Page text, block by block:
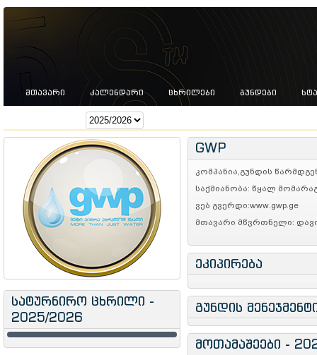
ᲛᲗᲐᲕᲐᲠᲘ ᲙᲐᲚᲔᲜᲓᲐᲠᲘ ᲪᲮᲠᲘᲚᲔᲑᲘ ᲒᲣᲜᲓᲔᲑᲘ
სატურნირო ცხრილი -
2025/2026
GWP
კომპანია,გუნდის
საქმიანობა: წყალ
ვებ გვერდი:www.gwp.ge
მთავარი მწვრთნელი:
ეკიპირება
გუნდის
მოთამაშეები -